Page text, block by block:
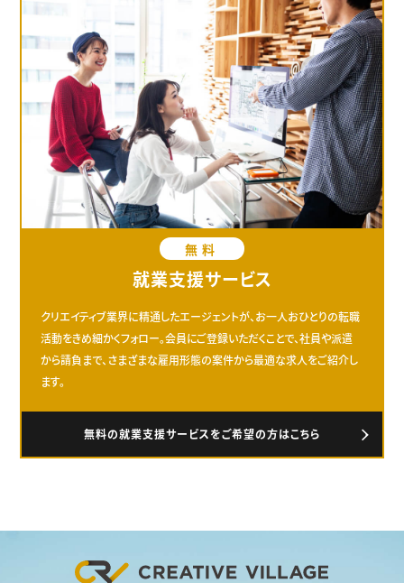
無料
就業支援サービス
クリエイティブ業界に精通したエージェントが、お一人おひとりの転職
活動をきめ細かくフォロー。会員にご登録いただくことで、社員や派遣
から請負まで、さまざまな雇用形態の案件から最適な求人をご紹介し
ます。
無料の就業支援サービスをご希望の方はこちら